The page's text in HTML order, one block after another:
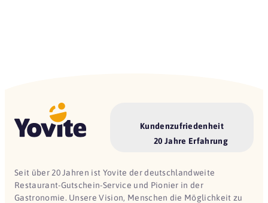
Kundenzufriedenheit
20 Jahre Erfahrung
Seit über 20 Jahren ist Yovite der deutschlandweite
Restaurant-Gutschein-Service und Pionier in der
Gastronomie. Unsere Vision, Menschen die Möglichkeit zu